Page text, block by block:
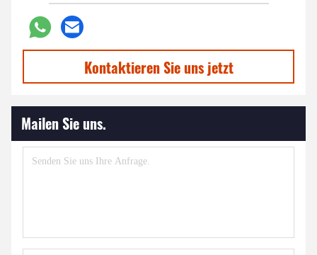
Kontaktieren Sie uns jetzt
Mailen Sie uns.